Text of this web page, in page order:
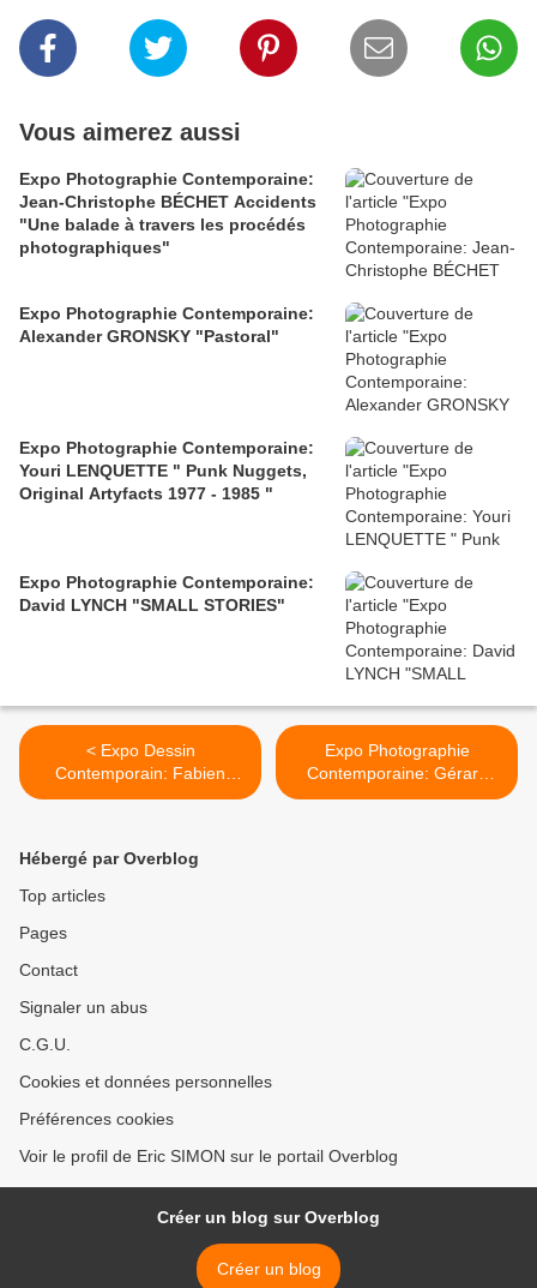
Vous aimerez aussi
Expo Photographie Contemporaine:
Jean-Christophe BÉCHET Accidents
"Une balade à travers les procédés
photographiques"
Expo Photographie Contemporaine:
Alexander GRONSKY "Pastoral"
Expo Photographie Contemporaine:
Youri LENQUETTE " Punk Nuggets,
Original Artyfacts 1977 - 1985 "
Expo Photographie Contemporaine:
David LYNCH "SMALL STORIES"
< Expo Dessin
Contemporain: Fabien
Verschaere "The novel of
Expo Photographie
Contemporaine: Gérard
Uferas "Sur le fil du rêve" >
Hébergé par Overblog
Top articles
Pages
Contact
Signaler un abus
C.G.U.
Cookies et données personnelles
Préférences cookies
Voir le profil de Eric SIMON sur le portail Overblog
Créer un blog sur Overblog
Créer un blog